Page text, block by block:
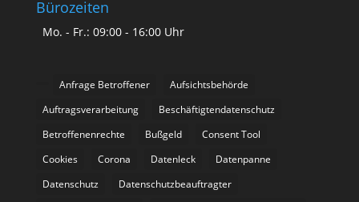
Bürozeiten
Mo. - Fr.: 09:00 - 16:00 Uhr
Anfrage Betroffener
Aufsichtsbehörde
Auftragsverarbeitung
Beschäftigtendatenschutz
Betroffenenrechte
Bußgeld
Consent Tool
Cookies
Corona Datenleck
Datenpanne
Datenschutz
Datenschutzbeauftragter